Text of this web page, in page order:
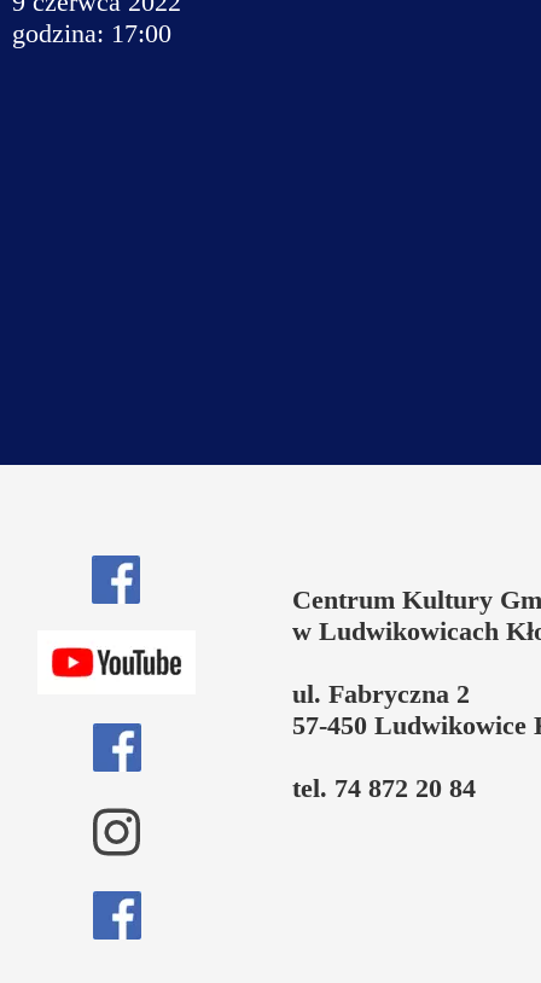
godzina: 17:00
Centrum Kultury
w Ludwikowicach
ul. Fabryczna 2
57-450 Ludwikowice
tel. 74 872 20 84